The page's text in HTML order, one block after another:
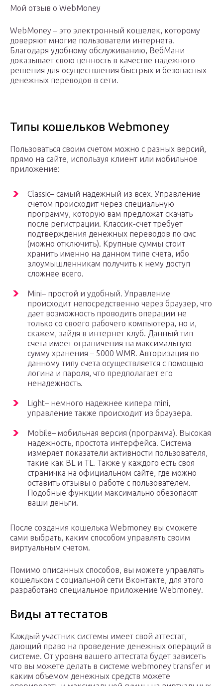
Мой отзыв о WebMoney
WebMoney – это электронный кошелек, которому
доверяют многие пользователи интернета.
Благодаря удобному обслуживанию, ВебМани
доказывает свою ценность в качестве надежного
решения для осуществления быстрых и безопасных
денежных переводов в сети.
Типы кошельков Webmoney
Пользоваться своим счетом можно с разных версий,
прямо на сайте, используя клиент или мобильное
приложение:
Classic– самый надежный из всех. Управление
счетом происходит через специальную
программу, которую вам предложат скачать
после регистрации. Классик-счет требует
подтверждения денежных переводов по смс
(можно отключить). Крупные суммы стоит
хранить именно на данном типе счета, ибо
злоумышленникам получить к нему доступ
сложнее всего.
Mini– простой и удобный. Управление
происходит непосредственно через браузер, что
дает возможность проводить операции не
только со своего рабочего компьютера, но и,
скажем, зайдя в интернет клуб. Данный тип
счета имеет ограничения на максимальную
сумму хранения – 5000 WMR. Авторизация по
данному типу счета осуществляется с помощью
логина и пароля, что предполагает его
ненадежность.
Light– немного надежнее кипера mini,
управление также происходит из браузера.
Mobile– мобильная версия (программа). Высокая
надежность, простота интерфейса. Система
измеряет показатели активности пользователя,
такие как BL и TL. Также у каждого есть своя
страничка на официальном сайте, где можно
оставить отзывы о работе с пользователем.
Подобные функции максимально обезопасят
ваши деньги.
После создания кошелька Webmoney вы сможете
сами выбрать, каким способом управлять своим
виртуальным счетом.
Помимо описанных способов, вы можете управлять
кошельком с социальной сети Вконтакте, для этого
разработано специальное приложение Webmoney.
Виды аттестатов
Каждый участник системы имеет свой аттестат,
дающий право на проведение денежных операций в
системе. От уровня вашего аттестата будет зависеть
что вы можете делать в системе webmoney transfer и
каким объемом денежных средств можете